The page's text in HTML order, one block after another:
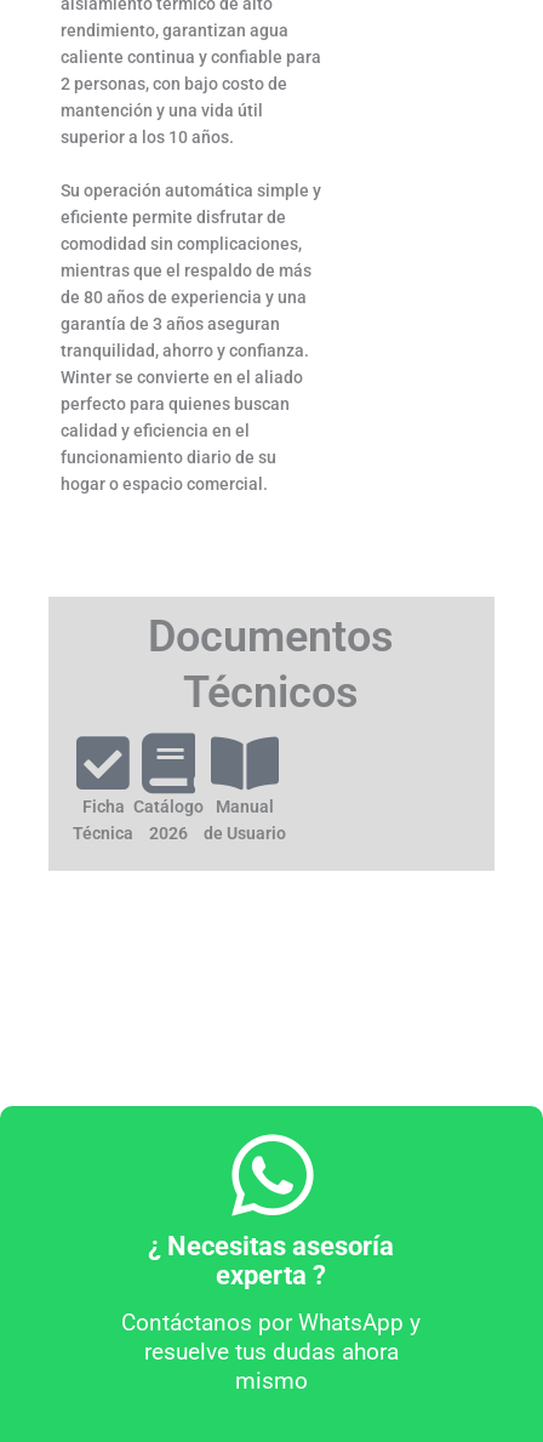
rendimiento, garantizan agua
caliente continua y confiable para
2 personas, con bajo costo de
mantención y una vida útil
superior a los 10 años.
Su operación automática simple y
eficiente permite disfrutar de
comodidad sin complicaciones,
mientras que el respaldo de más
de 80 años de experiencia y una
garantía de 3 años aseguran
tranquilidad, ahorro y confianza.
Winter se convierte en el aliado
perfecto para quienes buscan
calidad y eficiencia en el
funcionamiento diario de su
hogar o espacio comercial.
Documentos
Técnicos
Ficha
Técnica
Catálogo
2026
Manual
de Usuario
¿ Necesitas asesoría
experta ?
Contáctanos por WhatsApp y
resuelve tus dudas ahora
mismo